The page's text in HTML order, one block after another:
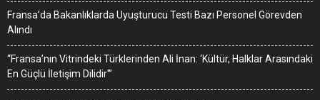
Fransa’da Bakanlıklarda Uyuşturucu Testi Bazı Personel Görevden
Alındı
“Fransa’nın Vitrindeki Türklerinden Ali İnan: ‘Kültür, Halklar Arasındaki
En Güçlü İletişim Dilidir'”